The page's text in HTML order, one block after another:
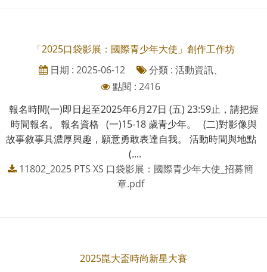
「2025口袋影展：國際青少年大使」創作工作坊
日期 : 2025-06-12
分類 : 活動資訊、
點閱 : 2416
報名時間(一)即日起至2025年6月27日 (五) 23:59止，請把握
時間報名。 報名資格 (一)15-18 歲青少年。 (二)對影像與
故事敘事具濃厚興趣，願意勇敢表達自我。 活動時間與地點
(....
11802_2025 PTS XS 口袋影展：國際青少年大使_招募簡
章.pdf
2025崑大盃時尚新星大賽